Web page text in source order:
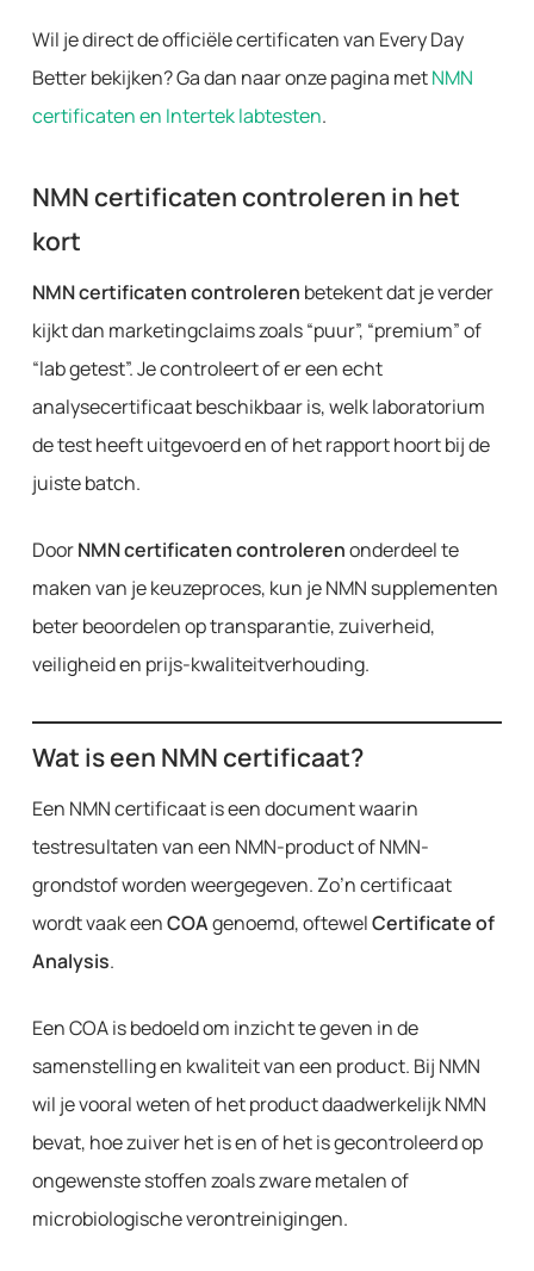
Wil je direct de officiële certificaten van Every Day
Better bekijken? Ga dan naar onze pagina metNMN
certificaten en Intertek labtesten.
NMN certificaten controleren in het
kort
NMN certificaten controleren betekent dat je verder
kijkt dan marketingclaims zoals “puur”, “premium” of
“lab getest”. Je controleert of er een echt
analysecertificaat beschikbaar is, welk laboratorium
de test heeft uitgevoerd en of het rapport hoort bij de
juiste batch.
DoorNMN certificaten controlerenonderdeel te
maken van je keuzeproces, kun je NMN supplementen
beter beoordelen op transparantie, zuiverheid,
veiligheid en prijs-kwaliteitverhouding.
Wat is een NMN certificaat?
Een NMN certificaat is een document waarin
testresultaten van een NMN-product of NMN-
grondstof worden weergegeven. Zo’n certificaat
wordt vaak eenCOAgenoemd, oftewelCertificate of
Analysis.
Een COA is bedoeld om inzicht te geven in de
samenstelling en kwaliteit van een product. Bij NMN
wil je vooral weten of het product daadwerkelijk NMN
bevat, hoe zuiver het is en of het is gecontroleerd op
ongewenste stoffen zoals zware metalen of
microbiologische verontreinigingen.